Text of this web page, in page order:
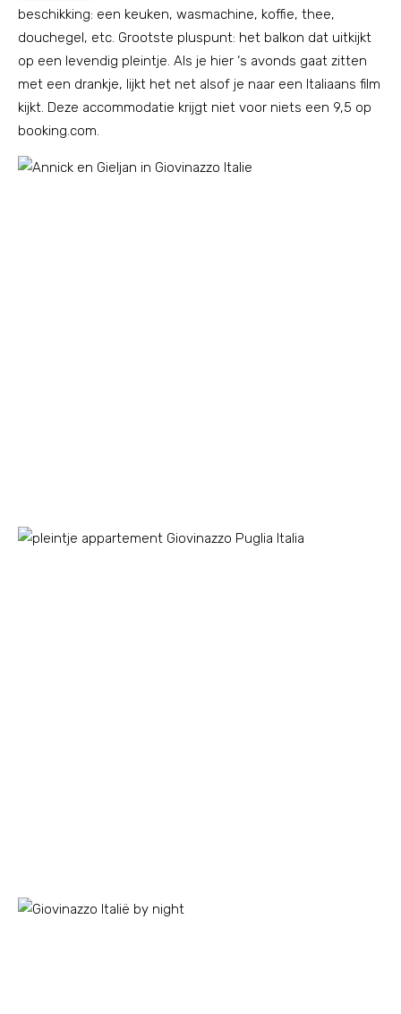
beschikking: een keuken, wasmachine, koffie, thee,
douchegel, etc. Grootste pluspunt: het balkon dat uitkijkt
op een levendig pleintje. Als je hier ‘s avonds gaat zitten
met een drankje, lijkt het net alsof je naar een Italiaans film
kijkt. Deze accommodatie krijgt niet voor niets een 9,5 op
booking.com.